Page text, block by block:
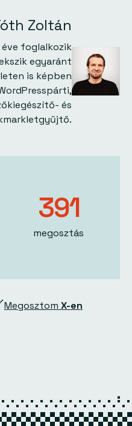
392
megosztás
Megosztom X-en
Zoltán
foglalkozik
egyaránt
is képben
és